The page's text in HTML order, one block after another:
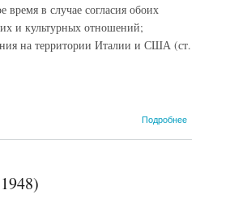
время в случае согласия обоих
и культурных отношений;
на территории Италии и США (ст.
Подробнее
итальянский